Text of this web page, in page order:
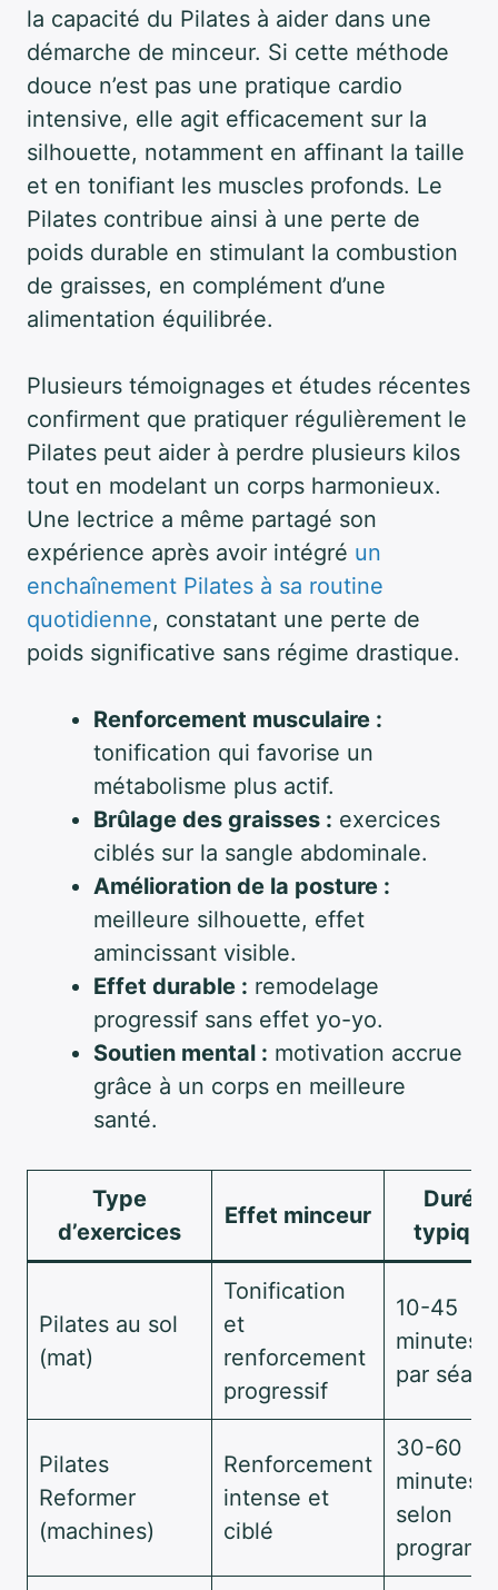
la capacité du Pilates à aider dans une
démarche de minceur. Si cette méthode
douce n’est pas une pratique cardio
intensive, elle agit efficacement sur la
silhouette, notamment en affinant la taille
et en tonifiant les muscles profonds. Le
Pilates contribue ainsi à une perte de
poids durable en stimulant la combustion
de graisses, en complément d’une
alimentation équilibrée.
Plusieurs témoignages et études récentes
confirment que pratiquer régulièrement le
Pilates peut aider à perdre plusieurs kilos
tout en modelant un corps harmonieux.
Une lectrice a même partagé son
expérience après avoir intégré un
enchaînement Pilates à sa routine
quotidienne, constatant une perte de
poids significative sans régime drastique.
Renforcement musculaire :
tonification qui favorise un
métabolisme plus actif.
Brûlage des graisses : exercices
ciblés sur la sangle abdominale.
Amélioration de la posture :
meilleure silhouette, effet
amincissant visible.
Effet durable : remodelage
progressif sans effet yo-yo.
Soutien mental : motivation accrue
grâce à un corps en meilleure
santé.
Type
d’exercices
Effet minceur
Durée
typique
Pilates au sol
(mat)
Tonification
et
renforcement
progressif
10-45
minutes
par
Pilates
Reformer
(machines)
Renforcement
intense et
ciblé
30-60
minutes
selon